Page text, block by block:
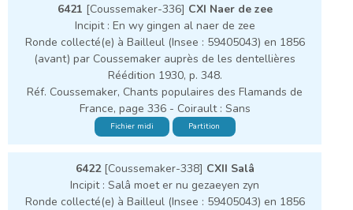
6421 [Coussemaker-336] CXI Naer de zee
Incipit : En wy gingen al naer de zee
Ronde collecté(e) à Bailleul (Insee : 59405043) en 1856
(avant) par Coussemaker auprès de les dentellières
Réédition 1930, p. 348.
Réf. Coussemaker, Chants populaires des Flamands de
France, page 336 - Coirault : Sans
Fichier midi Partition
6422[Coussemaker-338] CXII Salâ
Incipit : Salâ moet er nu gezaeyen zyn
Ronde collecté(e) à Bailleul (Insee : 59405043) en 1856